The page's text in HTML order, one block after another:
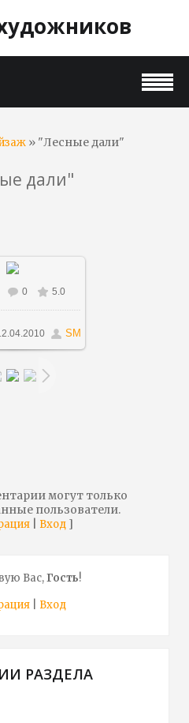
» "Лесные дали"
дали"
размере
/ 163.2Kb
0 5.0
SM
могут только
пользователи.
Вход ]
Вас,Гость!
Вход
РАЗДЕЛА